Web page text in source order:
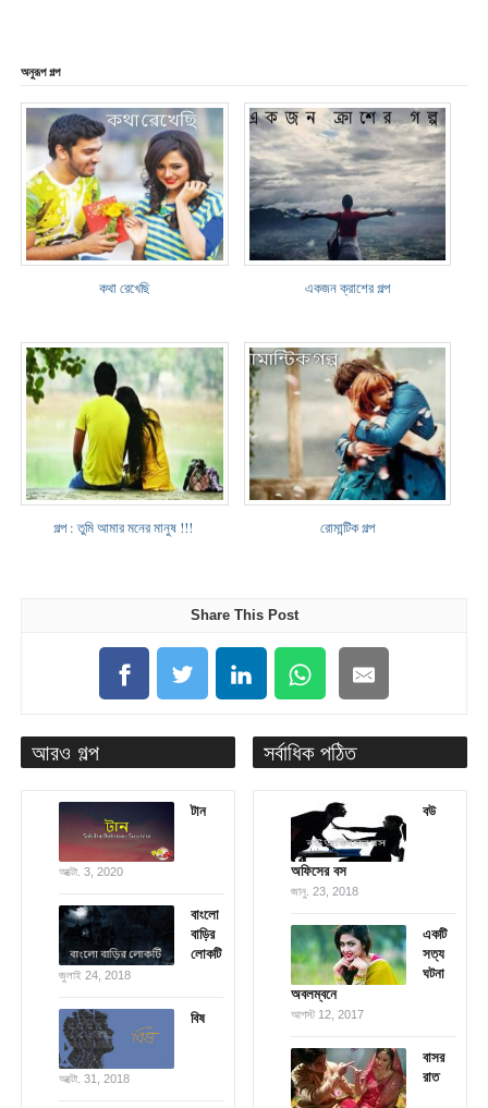
অনুরূপ গল্প
কথা রেখেছি একজন ক্রাশের গল্প
গল্প : তুমি আমার মনের মানুষ !!! রোমান্টিক গল্প
Share This Post
আরও গল্প
টান
অক্টো. 3, 2020
বাংলো
বাড়ির
লোকটি
জুলাই 24, 2018
বিষ
অক্টো. 31, 2018
সর্বাধিক পঠিত
বউ
অফিসের বস
জানু. 23, 2018
একটি
সত্য
ঘটনা
অবলম্বনে
আগস্ট 12, 2017
বাসর
রাত